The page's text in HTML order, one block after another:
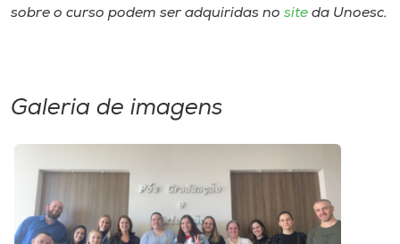
sobre o curso podem ser adquiridas no site da Unoesc.
Galeria de imagens